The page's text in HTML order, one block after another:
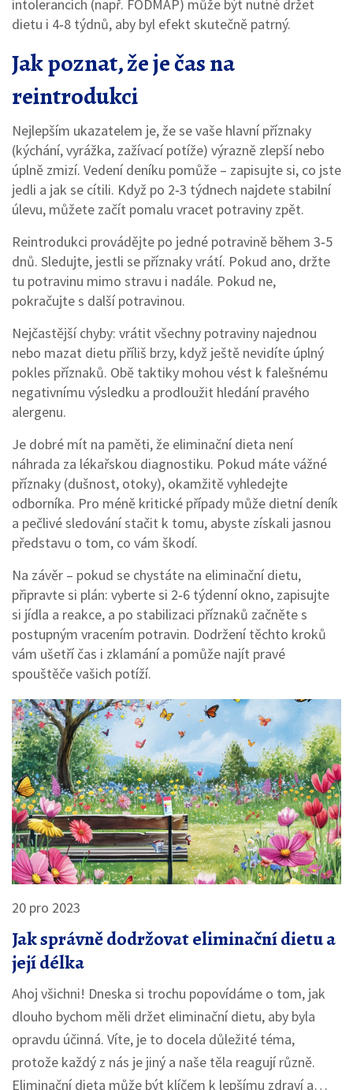
intolerancích (např. FODMAP) může být nutné držet
dietu i 4‑8 týdnů, aby byl efekt skutečně patrný.
Jak poznat, že je čas na
reintrodukci
Nejlepším ukazatelem je, že se vaše hlavní příznaky
(kýchání, vyrážka, zažívací potíže) výrazně zlepší nebo
úplně zmizí. Vedení deníku pomůže – zapisujte si, co jste
jedli a jak se cítili. Když po 2‑3 týdnech najdete stabilní
úlevu, můžete začít pomalu vracet potraviny zpět.
Reintrodukci provádějte po jedné potravině během 3‑5
dnů. Sledujte, jestli se příznaky vrátí. Pokud ano, držte
tu potravinu mimo stravu i nadále. Pokud ne,
pokračujte s další potravinou.
Nejčastější chyby: vrátit všechny potraviny najednou
nebo mazat dietu příliš brzy, když ještě nevidíte úplný
pokles příznaků. Obě taktiky mohou vést k falešnému
negativnímu výsledku a prodloužit hledání pravého
alergenu.
Je dobré mít na paměti, že eliminační dieta není
náhrada za lékařskou diagnostiku. Pokud máte vážné
příznaky (dušnost, otoky), okamžitě vyhledejte
odborníka. Pro méně kritické případy může dietní deník
a pečlivé sledování stačit k tomu, abyste získali jasnou
představu o tom, co vám škodí.
Na závěr – pokud se chystáte na eliminační dietu,
připravte si plán: vyberte si 2‑6 týdenní okno, zapisujte
si jídla a reakce, a po stabilizaci příznaků začněte s
postupným vracením potravin. Dodržení těchto kroků
vám ušetří čas i zklamání a pomůže najít pravé
spouštěče vašich potíží.
20 pro 2023
Jak správně dodržovat eliminační dietu a
její délka
Ahoj všichni! Dneska si trochu popovídáme o tom, jak
dlouho bychom měli držet eliminační dietu, aby byla
opravdu účinná. Víte, je to docela důležité téma,
protože každý z nás je jiný a naše těla reagují různě.
Eliminační dieta může být klíčem k lepšímu zdraví a